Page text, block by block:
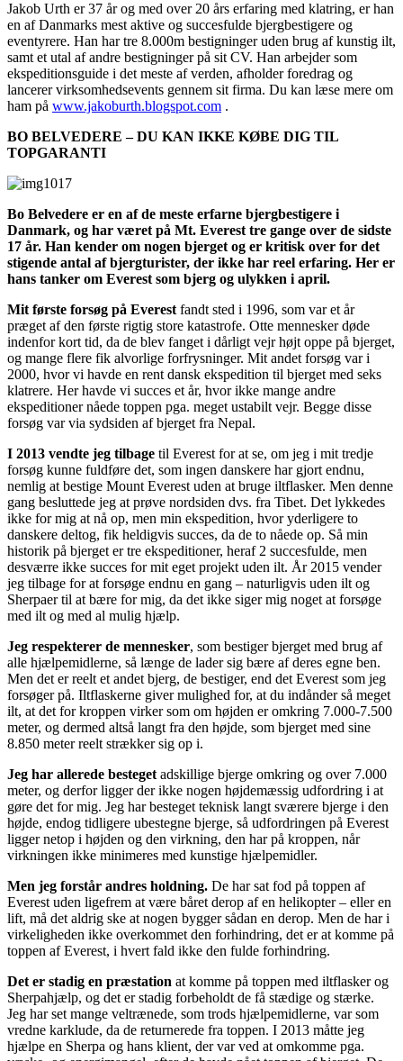
Jakob Urth er 37 år og med over 20 års erfaring med klatring, er han
en af Danmarks mest aktive og succesfulde bjergbestigere og
eventyrere. Han har tre 8.000m bestigninger uden brug af kunstig ilt,
samt et utal af andre bestigninger på sit CV. Han arbejder som
ekspeditionsguide i det meste af verden, afholder foredrag og
lancerer virksomhedsevents gennem sit firma. Du kan læse mere om
ham på www.jakoburth.blogspot.com .
BO BELVEDERE – DU KAN IKKE KØBE DIG TIL
TOPGARANTI
Bo Belvedere er en af de meste erfarne bjergbestigere i
Danmark, og har været på Mt. Everest tre gange over de sidste
17 år. Han kender om nogen bjerget og er kritisk over for det
stigende antal af bjergturister, der ikke har reel erfaring. Her er
hans tanker om Everest som bjerg og ulykken i april.
Mit første forsøg på Everest fandt sted i 1996, som var et år
præget af den første rigtig store katastrofe. Otte mennesker døde
indenfor kort tid, da de blev fanget i dårligt vejr højt oppe på bjerget,
og mange flere fik alvorlige forfrysninger. Mit andet forsøg var i
2000, hvor vi havde en rent dansk ekspedition til bjerget med seks
klatrere. Her havde vi succes et år, hvor ikke mange andre
ekspeditioner nåede toppen pga. meget ustabilt vejr. Begge disse
forsøg var via sydsiden af bjerget fra Nepal.
I 2013 vendte jeg tilbage til Everest for at se, om jeg i mit tredje
forsøg kunne fuldføre det, som ingen danskere har gjort endnu,
nemlig at bestige Mount Everest uden at bruge iltflasker. Men denne
gang besluttede jeg at prøve nordsiden dvs. fra Tibet. Det lykkedes
ikke for mig at nå op, men min ekspedition, hvor yderligere to
danskere deltog, fik heldigvis succes, da de to nåede op. Så min
historik på bjerget er tre ekspeditioner, heraf 2 succesfulde, men
desværre ikke succes for mit eget projekt uden ilt. År 2015 vender
jeg tilbage for at forsøge endnu en gang – naturligvis uden ilt og
Sherpaer til at bære for mig, da det ikke siger mig noget at forsøge
med ilt og med al mulig hjælp.
Jeg respekterer de mennesker, som bestiger bjerget med brug af
alle hjælpemidlerne, så længe de lader sig bære af deres egne ben.
Men det er reelt et andet bjerg, de bestiger, end det Everest som jeg
forsøger på. Iltflaskerne giver mulighed for, at du indånder så meget
ilt, at det for kroppen virker som om højden er omkring 7.000-7.500
meter, og dermed altså langt fra den højde, som bjerget med sine
8.850 meter reelt strækker sig op i.
Jeg har allerede besteget adskillige bjerge omkring og over 7.000
meter, og derfor ligger der ikke nogen højdemæssig udfordring i at
gøre det for mig. Jeg har besteget teknisk langt sværere bjerge i den
højde, endog tidligere ubestegne bjerge, så udfordringen på Everest
ligger netop i højden og den virkning, den har på kroppen, når
virkningen ikke minimeres med kunstige hjælpemidler.
Men jeg forstår andres holdning. De har sat fod på toppen af
Everest uden ligefrem at være båret derop af en helikopter – eller en
lift, må det aldrig ske at nogen bygger sådan en derop. Men de har i
virkeligheden ikke overkommet den forhindring, det er at komme på
toppen af Everest, i hvert fald ikke den fulde forhindring.
Det er stadig en præstation at komme på toppen med iltflasker og
Sherpahjælp, og det er stadig forbeholdt de få stædige og stærke.
Jeg har set mange veltrænede, som trods hjælpemidlerne, var som
vredne karklude, da de returnerede fra toppen. I 2013 måtte jeg
hjælpe en Sherpa og hans klient, der var ved at omkomme pga.